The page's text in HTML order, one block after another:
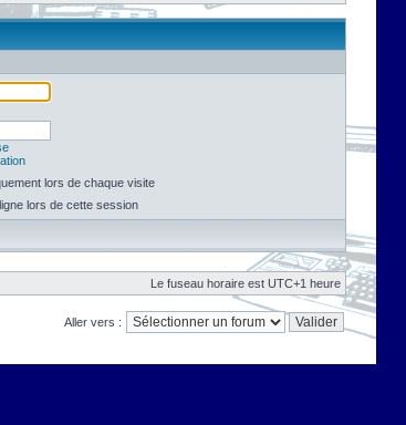
lors de chaque visite
lors de cette session
Le fuseau horaire est UTC+1 heure
Aller vers :